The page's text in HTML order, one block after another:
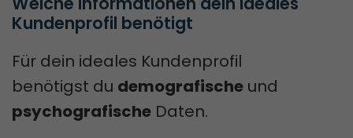
Kundenprofil benötigt
Für dein ideales Kundenprofil
benötigst du demografische und
psychografische Daten.